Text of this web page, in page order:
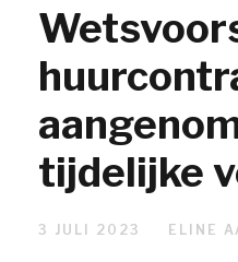
tijdelijke
3 JULI 2023 ELINE